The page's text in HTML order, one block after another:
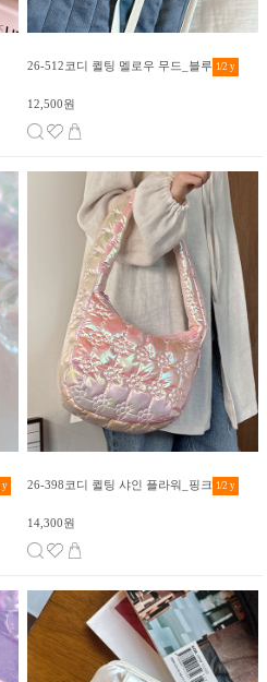
26-512코디 퀼팅 멜로우 무드_블루 1/2 y
12,500원
y 26-398코디 퀼팅 샤인 플라워_핑크 1/2 y
14,300원